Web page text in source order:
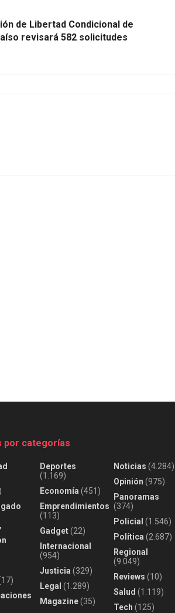
de Libertad Condicional de
revisará 582 solicitudes
por categorías
Deportes
(1.169)
Economía (451)
Emprendimientos
(113)
Gadget(22)
Internacional
(954)
Justicia (329)
Legal (1.289)
Magazine(35)
Noticias (4.284)
Opinión (975)
Panoramas
(374)
Policial (1.546)
Política (2.687)
Regional
(9.049)
Reviews (10)
Salud (1.119)
Tech (125)